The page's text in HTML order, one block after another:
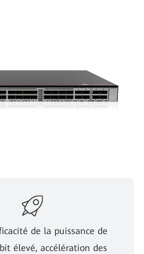
de la puissance de
élevé, accélération des